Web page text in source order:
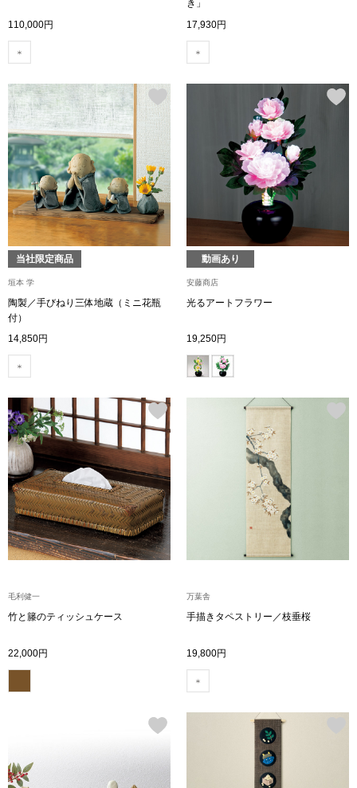
Miss Kyouko／ミスキョウコ
ランド
集
ビー
ク
サンダル
その他
財布／小物
財布／コイン
ウオッチ／ア
ウオッチ
ネックレス
帽子
ネクタイ
110,000円
き」
17,930円
当社限定商品
垣本 学
陶製／手びねり三体地蔵（ミニ花瓶
付）
14,850円
動画あり
安藤商店
光るアートフラワー
19,250円
毛利健一
竹と籐のティッシュケース
22,000円
万葉舎
手描きタペストリー／枝垂桜
19,800円